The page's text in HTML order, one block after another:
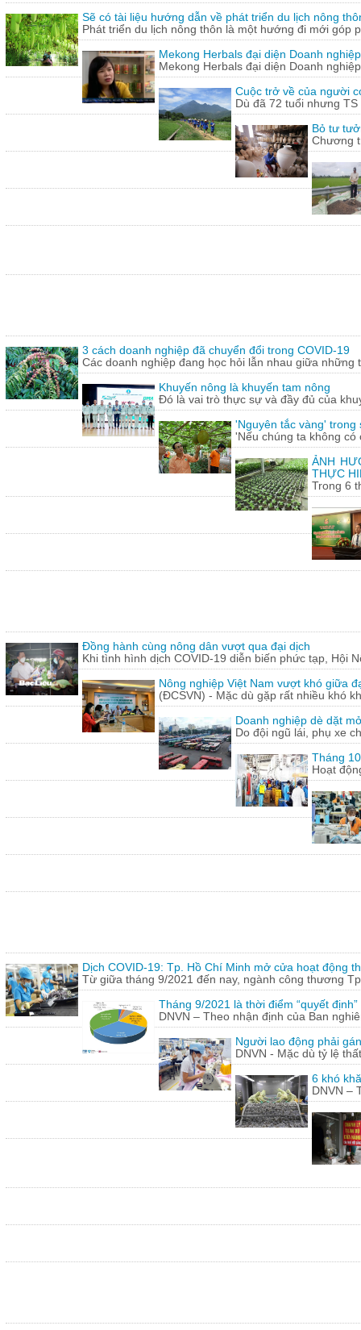
Sẽ có tài liệu hướng dẫn về phát triển du lịch nông
Phát triển du lịch nông thôn là một hướng đi mới góp
Mekong Herbals đại diện Doanh
Mekong Herbals đại diện Doanh
Cuộc trở về của người
Dù đã 72 tuổi nhưng
Bỏ tư
Chương
3 cách doanh nghiệp đã chuyển đổi trong COVID-19
Các doanh nghiệp đang học hỏi lẫn nhau giữa những
Khuyến nông là khuyến tam nông
Đó là vai trò thực sự và đầy đủ của
'Nguyên tắc vàng' trong
'Nếu chúng ta không
ẢNH
THỰC
Trong 6
Đồng hành cùng nông dân vượt qua đại dịch
Khi tình hình dịch COVID-19 diễn biến phức tạp, Hội
Nông nghiệp Việt Nam vượt khó giữa
(ĐCSVN) - Mặc dù gặp rất nhiều khó
Doanh nghiệp dè dặt
Do đội ngũ lái, phụ xe
Tháng
Hoạt
Dịch COVID-19: Tp. Hồ Chí Minh mở cửa hoạt động
Từ giữa tháng 9/2021 đến nay, ngành công thương
Tháng 9/2021 là thời điểm “quyết
DNVN – Theo nhận định của Ban
Người lao động phải
DNVN - Mặc dù tỷ lệ
6 khó
DNVN –